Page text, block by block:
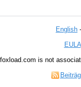
English -
EULA
foxload.com is not